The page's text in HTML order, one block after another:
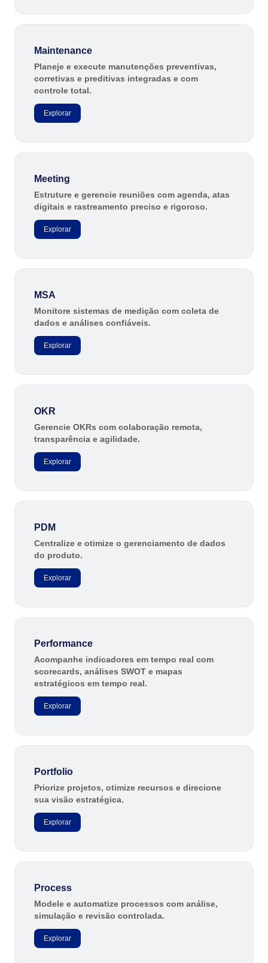
Maintenance
Planeje e execute manutenções preventivas,
corretivas e preditivas integradas e com
controle total.
Explorar
Meeting
Estruture e gerencie reuniões com agenda, atas
digitais e rastreamento preciso e rigoroso.
Explorar
MSA
Monitore sistemas de medição com coleta de
dados e análises confiáveis.
Explorar
OKR
Gerencie OKRs com colaboração remota,
transparência e agilidade.
Explorar
PDM
Centralize e otimize o gerenciamento de dados
do produto.
Explorar
Performance
Acompanhe indicadores em tempo real com
scorecards, análises SWOT e mapas
estratégicos em tempo real.
Explorar
Portfolio
Priorize projetos, otimize recursos e direcione
sua visão estratégica.
Explorar
Process
Modele e automatize processos com análise,
simulação e revisão controlada.
Explorar